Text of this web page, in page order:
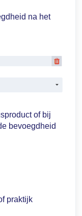
na het
of bij
bevoegdheid
praktijk